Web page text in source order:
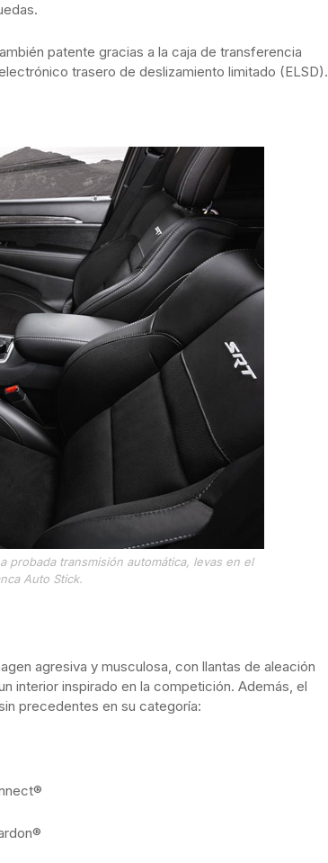
patente gracias a la caja de transferencia
trasero de deslizamiento limitado (ELSD).
probada transmisión automática, levas en el
Auto Stick.
agresiva y musculosa, con llantas de aleación
interior inspirado en la competición. Además, el
precedentes en su categoría: